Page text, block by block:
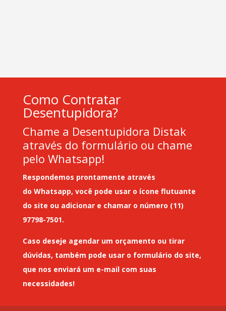
Como Contratar
Desentupidora?
Chame a Desentupidora Distak
através do formulário ou chame
pelo Whatsapp!
Respondemos prontamente através
do Whatsapp, você pode usar o ícone flutuante
do site ou adicionar e chamar o número (11)
97798-7501.
Caso deseje agendar um orçamento ou tirar
dúvidas, também pode usar o formulário do site,
que nos enviará um e-mailcom suas
necessidades!